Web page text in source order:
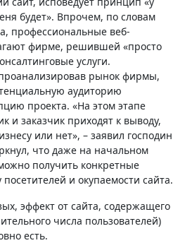
будет». Впрочем, по словам
профессиональные веб-
фирме, решившей «просто
услуги.
рынок фирмы,
аудиторию
проекта. «На этом этапе
и заказчик приходят к выводу,
или нет», – заявил господин
что даже на начальном
получить конкретные
и окупаемости сайта.
эффект от сайта, содержащего
числа пользователей)
есть.